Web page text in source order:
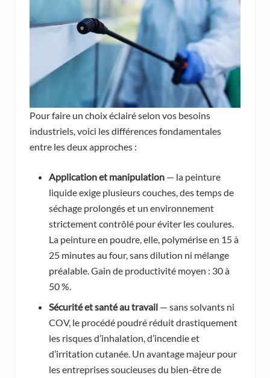
Pour faire un choix éclairé selon vos besoins
industriels, voici les différences fondamentales
entre les deux approches :
Application et manipulation — la peinture
liquide exige plusieurs couches, des temps de
séchage prolongés et un environnement
strictement contrôlé pour éviter les coulures.
La peinture en poudre, elle, polymérise en 15 à
25 minutes au four, sans dilution ni mélange
préalable. Gain de productivité moyen : 30 à
50 %.
Sécurité et santé au travail — sans solvants ni
COV, le procédé poudré réduit drastiquement
les risques d’inhalation, d’incendie et
d’irritation cutanée. Un avantage majeur pour
les entreprises soucieuses du bien-être de